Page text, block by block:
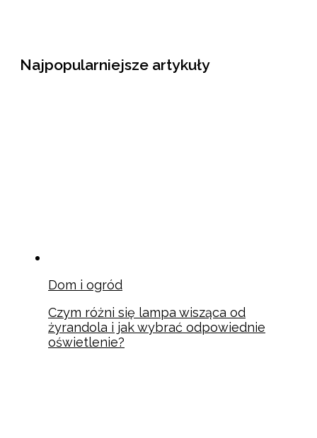
Najpopularniejsze artykuły
Dom i ogród
Czym różni się lampa wisząca od
żyrandola i jak wybrać odpowiednie
oświetlenie?